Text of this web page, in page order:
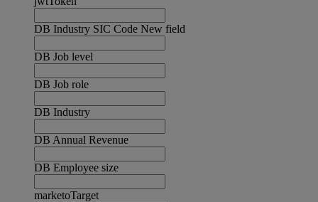
DB Industry SIC Code New field
DB Job level
DB Job role
DB Industry
DB Annual Revenue
DB Employee size
marketoTarget